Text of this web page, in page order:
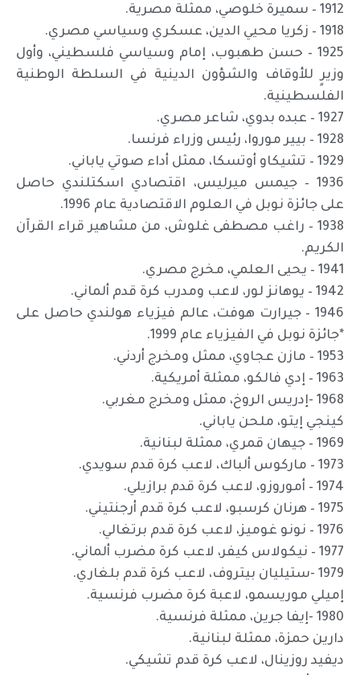
1912 – سميرة خلوصي، ممثلة مصرية.
1918 – زكريا محيي الدين، عسكري وسياسي مصري.
1925 – حسن طهبوب، إمام وسياسي فلسطيني، وأول
وزيرٍ للأوقاف والشؤون الدينية في السلطة الوطنية
الفلسطينية.
1927 – عبده بدوي، شاعر مصري.
1928 – بيير موروا، رئيس وزراء فرنسا.
1929 – تشيكاو أوتسكا، ممثل أداء صوتي ياباني.
1936 – جيمس ميرليس، اقتصادي اسكتلندي حاصل
على جائزة نوبل في العلوم الاقتصادية عام 1996.
1938 – راغب مصطفى غلوش، من مشاهير قراء القرآن
الكريم.
1941 – يحيى العلمي، مخرج مصري.
1942 – يوهانز لور، لاعب ومدرب كرة قدم ألماني.
1946 – جيرارت هوفت، عالم فيزياء هولندي حاصل على
*جائزة نوبل في الفيزياء عام 1999.
1953 – مازن عجاوي، ممثل ومخرج أردني.
1963 – إدي فالكو، ممثلة أمريكية.
1968 -إدريس الروخ، ممثل ومخرج مغربي.
كينجي إيتو، ملحن ياباني.
1969 – جيهان قمري، ممثلة لبنانية.
1973 – ماركوس ألباك، لاعب كرة قدم سويدي.
1974 – أموروزو، لاعب كرة قدم برازيلي.
1975 – هرنان كرسبو، لاعب كرة قدم أرجنتيني.
1976 – نونو غوميز، لاعب كرة قدم برتغالي.
1977 – نيكولاس كيفر، لاعب كرة مضرب ألماني.
1979 -ستيليان بيتروف، لاعب كرة قدم بلغاري.
إميلي موريسمو، لاعبة كرة مضرب فرنسية.
1980 -إيفا جرين، ممثلة فرنسية.
دارين حمزة، ممثلة لبنانية.
ديفيد روزينال، لاعب كرة قدم تشيكي.